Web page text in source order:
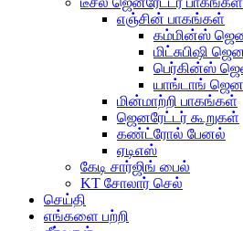
எஞ்சின் பாகங்கள்
கம்மின்ஸ்
மிட்சுபிஷி
பெர்கின்ஸ்
யாங்டாங்
மின்மாற்றி பாகங்கள்
ஜெனரேட்டர் கூறுகள்
கண்ட்ரோல் பேனல்
ஏடிஎஸ்
கேடி சார்ஜிங் பைல்
KT சோலார் செல்
செய்தி
எங்களை பற்றி